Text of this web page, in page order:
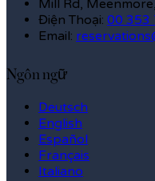
Mill Rd,
Điện Thoại: 00 353
Email:
Ngôn ngữ
Deutsch
English
Español
Français
Italiano